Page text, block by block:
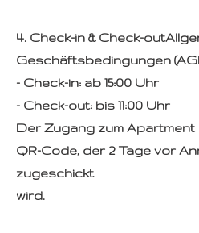
4. Check-in & Check-
Geschäftsbedingungen
- Check-in: ab 15:00 Uhr
- Check-out: bis 11:00 Uhr
Der Zugang zum
QR-Code, der 2 Tage vor
zugeschickt
wird.